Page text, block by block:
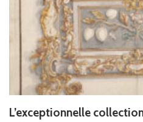
L’exceptionnelle